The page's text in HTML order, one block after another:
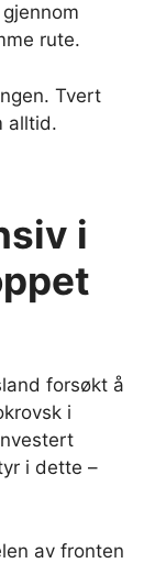
rute.
Tvert
alltid.
i
forsøkt å
i
i dette –
av fronten